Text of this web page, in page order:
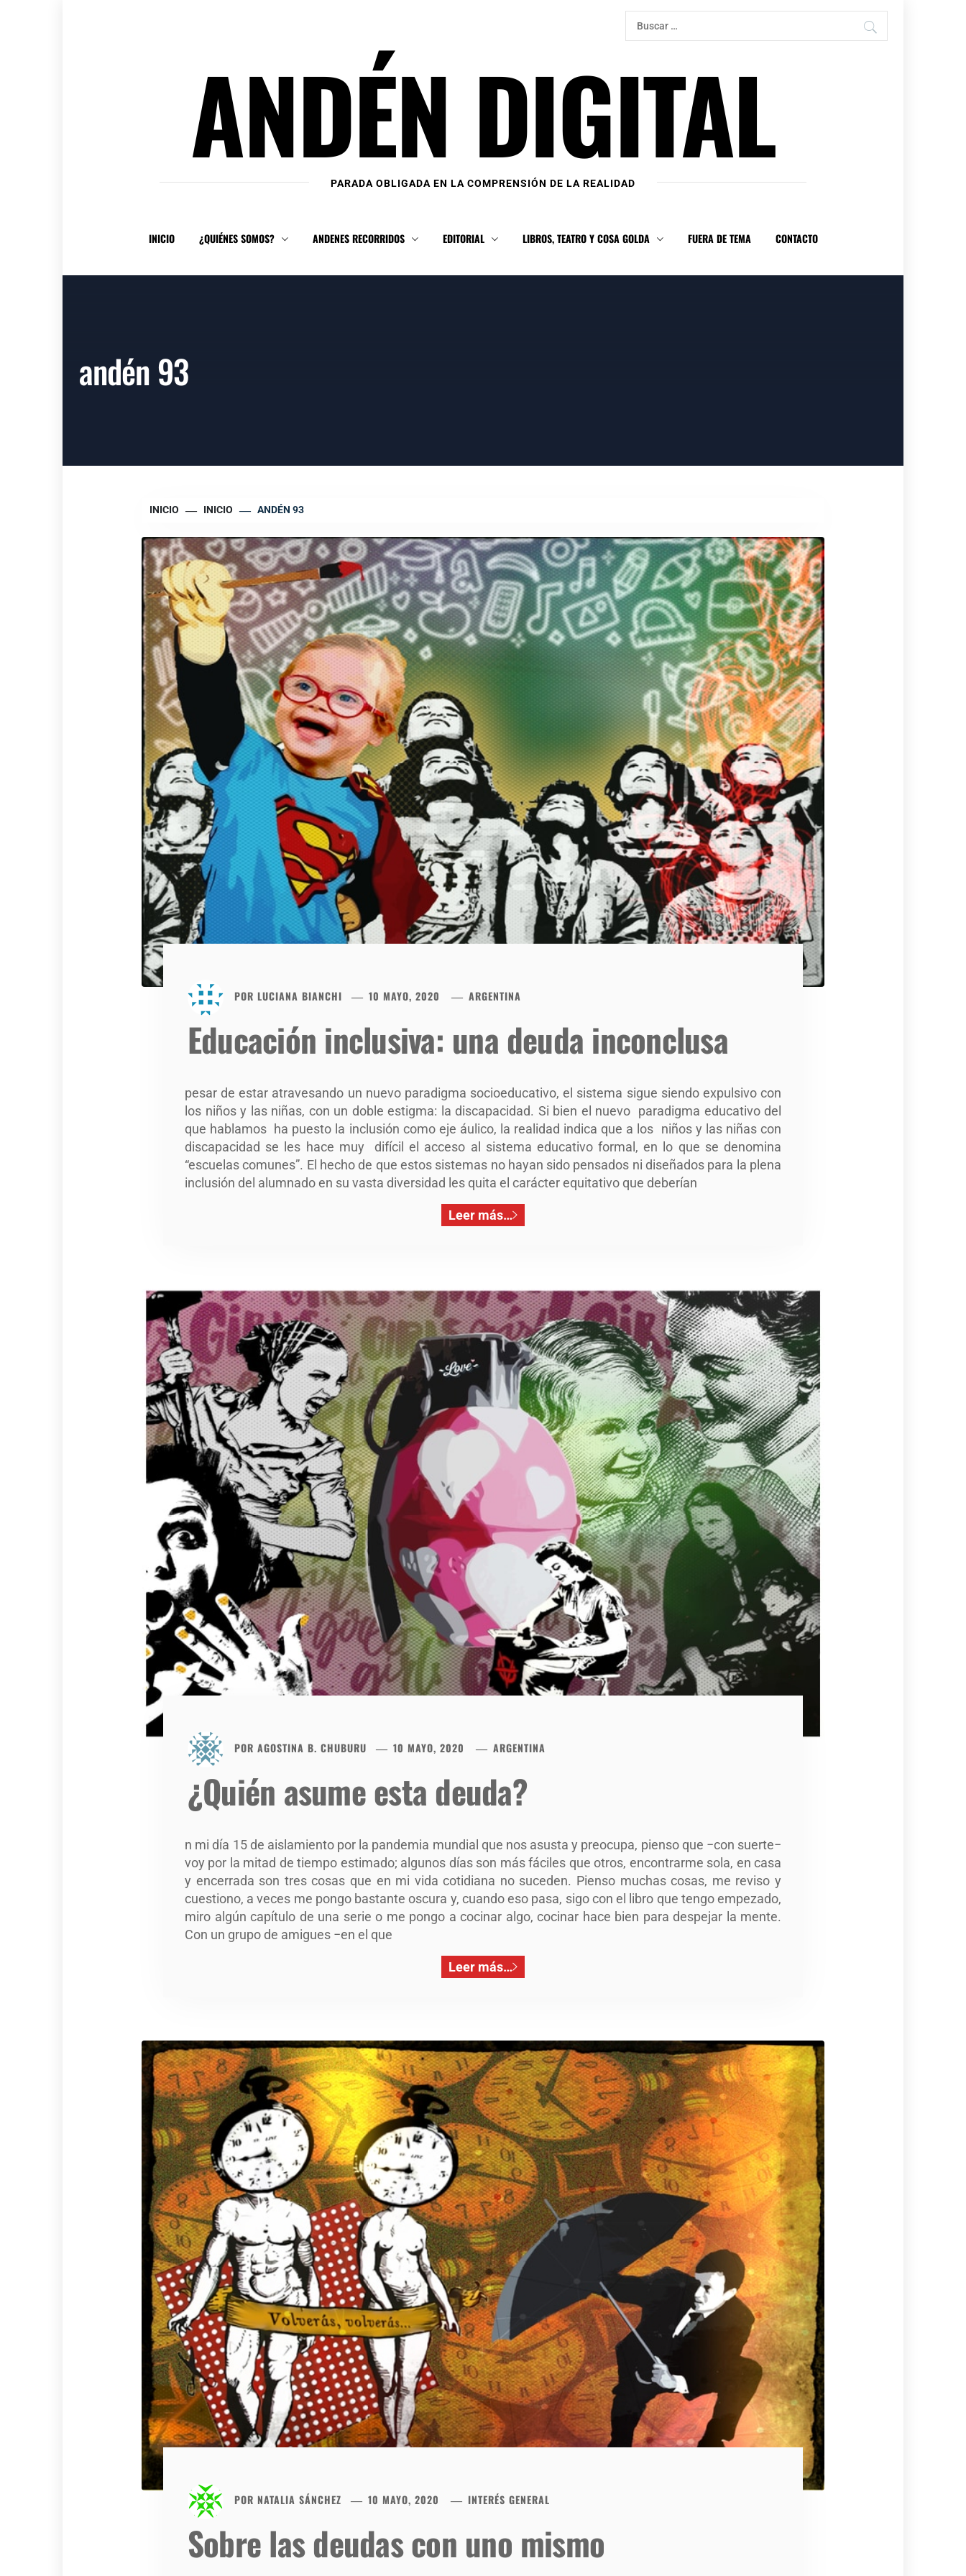
Buscar:
ANDÉN DIGITAL
PARADA OBLIGADA EN LA COMPRENSIÓN DE LA REALIDAD
INICIO ¿QUIÉNES SOMOS? ANDENES RECORRIDOS EDITORIAL LIBROS, TEATRO Y COSA GOLDA FUERA DE TEMA CONTACTO
andén 93
INICIO INICIO ANDÉN 93
POR LUCIANA BIANCHI 10 MAYO, 2020 ARGENTINA
Educación inclusiva: una deuda inconclusa
pesar de estar atravesando un nuevo paradigma socioeducativo, el sistema sigue siendo expulsivo con
los niños y las niñas, con un doble estigma: la discapacidad. Si bien el nuevo paradigma educativo del
que hablamos ha puesto la inclusión como eje áulico, la realidad indica que a los niños y las niñas con
discapacidad se les hace muy difícil el acceso al sistema educativo formal, en lo que se denomina
“escuelas comunes”. El hecho de que estos sistemas no hayan sido pensados ni diseñados para la plena
inclusión del alumnado en su vasta diversidad les quita el carácter equitativo que deberían
Leer más…
POR AGOSTINA B. CHUBURU 10 MAYO, 2020 ARGENTINA
¿Quién asume esta deuda?
n mi día 15 de aislamiento por la pandemia mundial que nos asusta y preocupa, pienso que −con suerte−
voy por la mitad de tiempo estimado; algunos días son más fáciles que otros, encontrarme sola, en casa
y encerrada son tres cosas que en mi vida cotidiana no suceden. Pienso muchas cosas, me reviso y
cuestiono, a veces me pongo bastante oscura y, cuando eso pasa, sigo con el libro que tengo empezado,
miro algún capítulo de una serie o me pongo a cocinar algo, cocinar hace bien para despejar la mente.
Con un grupo de amigues −en el que
Leer más…
POR NATALIA SÁNCHEZ 10 MAYO, 2020 INTERÉS GENERAL
Sobre las deudas con uno mismo